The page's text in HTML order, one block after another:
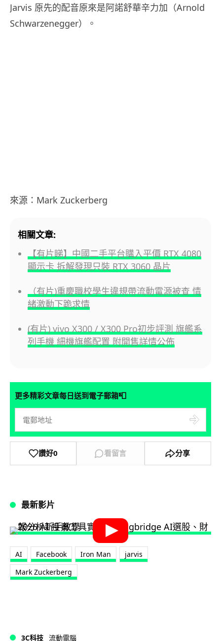
Jarvis 原先的配音原來是阿諾舒華辛力加（Arnold
Schwarzenegger）。
來源：Mark Zuckerberg
相關文章:
【有片睇】中國二手平台購入平價 RTX 4080
顯示卡 拆解發現只裝 RTX 3060 晶片
（有片)重慶職校學生違規帶流動電源被查 情
緒激動下跪求情
(有片) vivo X300 / X300 Pro初步評測 旗艦系
列手機 細機旗艦配置 附開售詳情公佈
更多精彩文章每日送到電子郵箱📮
讚好0 看留言 分享
最新影片
AI Facebook Iron Man
jarvis
Mark Zuckerberg
3C科技 流動電腦